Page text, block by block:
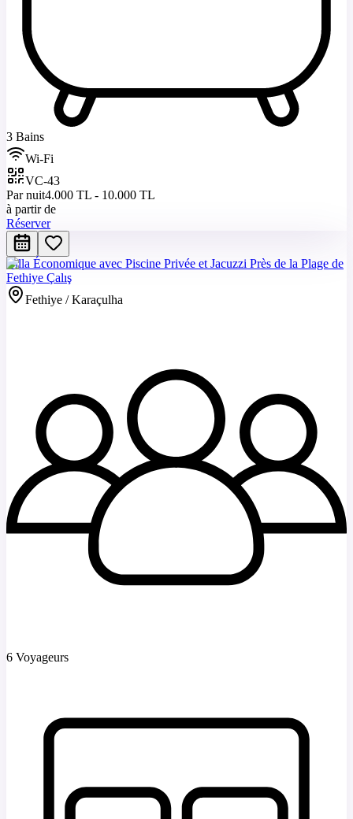
3 Bains
Wi-Fi
VC-43
Par nuit4.000 TL - 10.000 TL
à partir de
Réserver
Villa Économique avec Piscine Privée et Jacuzzi Près de la Plage de
Fethiye Çalış
Fethiye / Karaçulha
6 Voyageurs